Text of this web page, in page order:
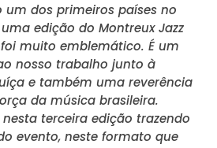
um dos primeiros países no
edição do Montreux Jazz
foi muito emblemático. É um
nosso trabalho junto à
e também uma reverência
da música brasileira.
terceira edição trazendo
evento, neste formato que